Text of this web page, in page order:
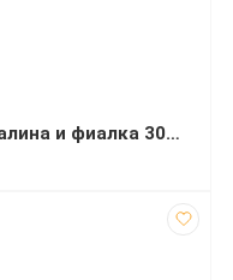
Освежитель воздуха SKY Малина и фиалка 300 мл